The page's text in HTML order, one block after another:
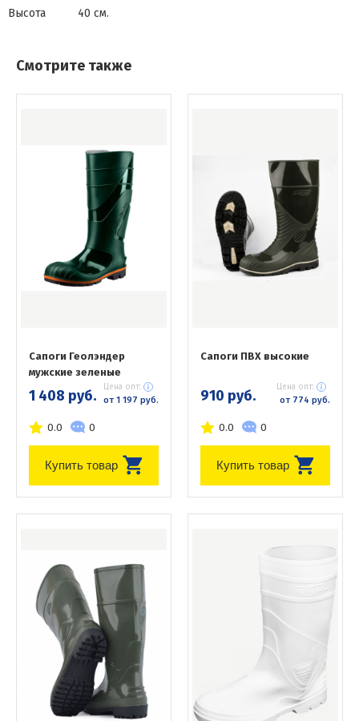
Высота
40 см.
Смотрите также
Сапоги Геолэндер
мужские зеленые
1 408 руб. Цена опт:
от 1 197 руб.
0.0 0
Купить товар
Сапоги ПВХ высокие
910 руб. Цена опт:
от 774 руб.
0.0 0
Купить товар